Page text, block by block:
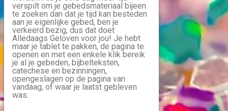
verspilt om je gebedsmateriaal bijeen
te zoeken dan dat je tijd kan besteden
aan je eigenlijke gebed, ben je
verkeerd bezig, dus dat doet
Alledaags Geloven voor jou! Je hebt
maar je tablet te pakken, de pagina te
openen en met een enkele klik bereik
je al je gebeden, bijbelteksten,
catechese en bezinningen,
opengeslagen op de pagina van
vandaag, of waar je laatst gebleven
was.